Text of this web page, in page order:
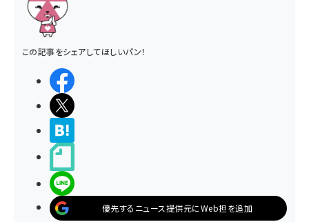
この記事をシェアしてほしいパン！
優先するニュース提供元にWeb担を追加